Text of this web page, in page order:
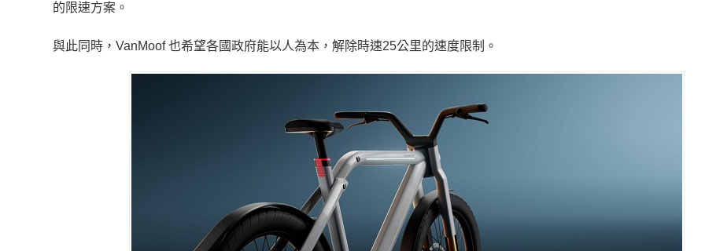
的限速方案。
與此同時，VanMoof 也希望各國政府能以人為本，解除時速25公里的速度限制。